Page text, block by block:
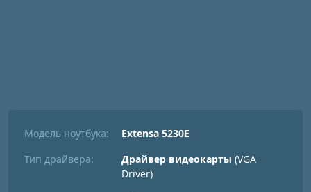
Модель ноутбука:
Extensa 5230E
Тип драйвера:
Драйвер видеокарты (VGA
Driver)